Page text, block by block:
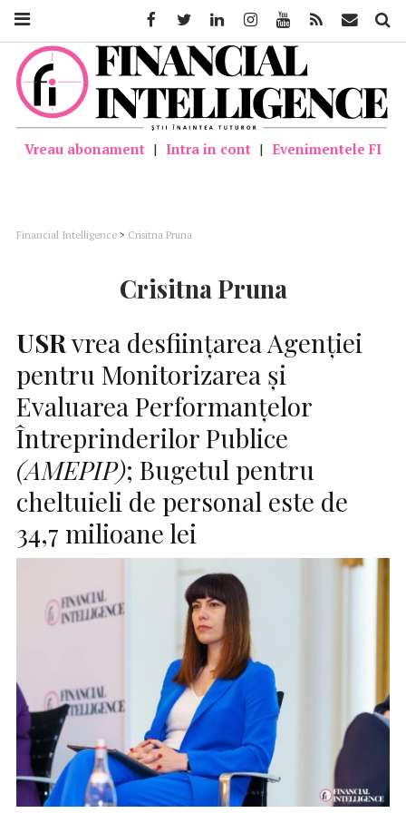
Vreau abonament | Intra in cont | Evenimentele FI
Financial Intelligence > Crisitna Pruna
Crisitna Pruna
USRvrea desființarea Agenției
pentru Monitorizarea și
Evaluarea Performanțelor
Întreprinderilor Publice
(AMEPIP); Bugetul pentru
cheltuieli de personal este de
34,7 milioane lei
FacebookTwitter LinkedinInstagramYoutube Feed Mail